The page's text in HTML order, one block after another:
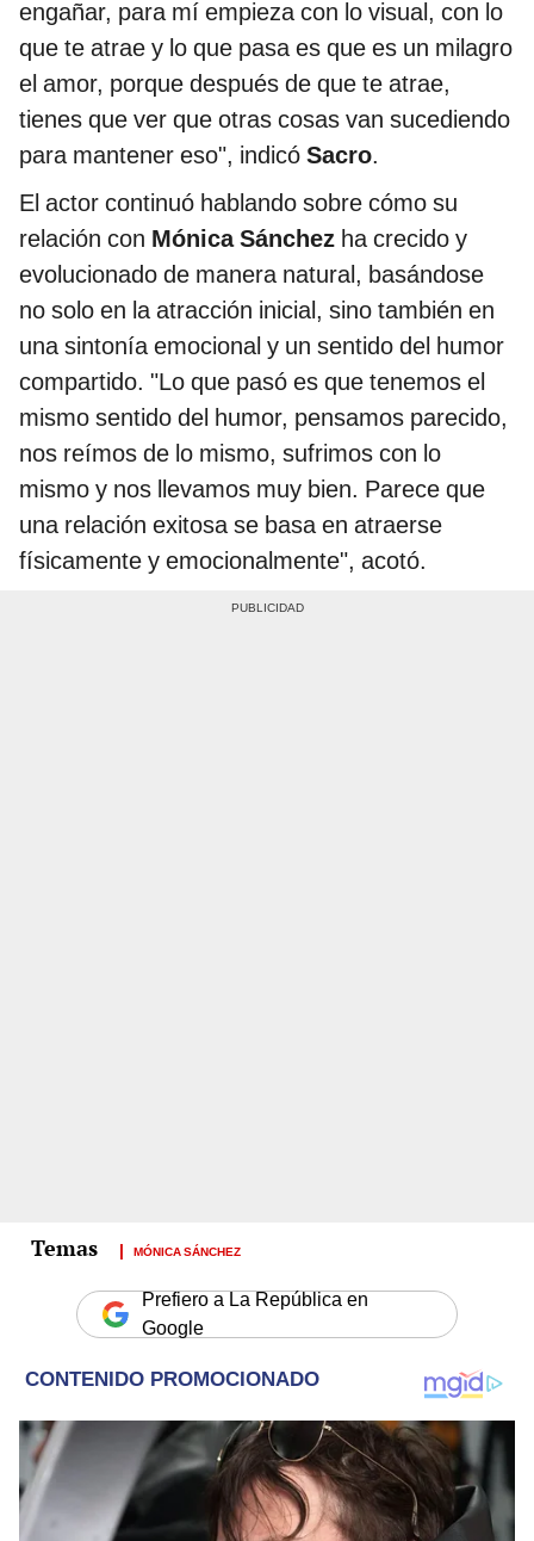
engañar, para mí empieza con lo visual, con lo
que te atrae y lo que pasa es que es un milagro
el amor, porque después de que te atrae,
tienes que ver que otras cosas van sucediendo
para mantener eso", indicó Sacro.
El actor continuó hablando sobre cómo su
relación con Mónica Sánchez ha crecido y
evolucionado de manera natural, basándose
no solo en la atracción inicial, sino también en
una sintonía emocional y un sentido del humor
compartido. "Lo que pasó es que tenemos el
mismo sentido del humor, pensamos parecido,
nos reímos de lo mismo, sufrimos con lo
mismo y nos llevamos muy bien. Parece que
una relación exitosa se basa en atraerse
físicamente y emocionalmente", acotó.
MÓNICA SÁNCHEZ
Prefiero a La República en
Google